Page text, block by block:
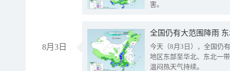
害。
8月3日
全国仍有大范围降雨
今天（8月3日），全国仍
地区东部至华北、东北一
温闷热天气持续。